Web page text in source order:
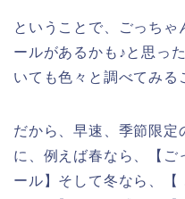
ということで、ごっちゃ
ールがあるかも♪と思っ
いても色々と調べてみる
だから、早速、季節限定
に、例えば春なら、【ご
ール】そして冬なら、【